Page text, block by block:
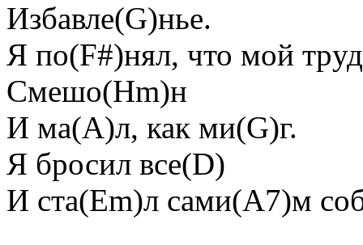
Избавле(G)нье.
Я по(F#)нял, что мой
Смешо(Hm)н
И ма(A)л, как ми(G)г.
Я бpосил все(D)
И ста(Em)л сами(A7)м